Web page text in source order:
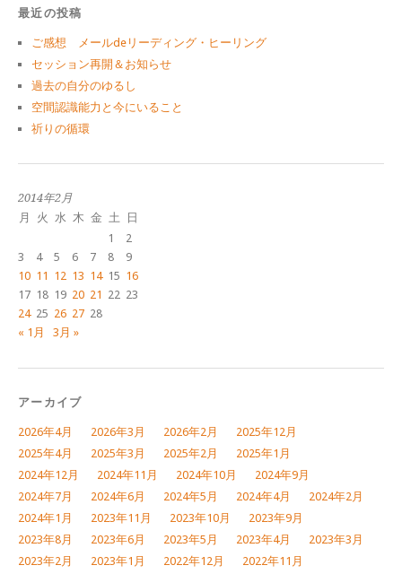
最近の投稿
ご感想 メールdeリーディング・ヒーリング
セッション再開＆お知らせ
過去の自分のゆるし
空間認識能力と今にいること
祈りの循環
2014年2月
月
火 水 木 金 土
日
1
2
3
4 5 6 7 8
9
10 11 12 13 14 15 16
17 18 19 20 21 22 23
24 25 26 27 28
« 1月
3月 »
アーカイブ
2026年4月 2026年3月 2026年2月
2025年12月
2025年4月
2025年3月 2025年2月
2025年1月
2024年12月
2024年11月 2024年10月
2024年9月
2024年7月
2024年6月 2024年5月 2024年4月
2024年2月
2024年1月
2023年11月 2023年10月
2023年9月
2023年8月
2023年6月 2023年5月 2023年4月
2023年3月
2023年2月
2023年1月 2022年12月
2022年11月